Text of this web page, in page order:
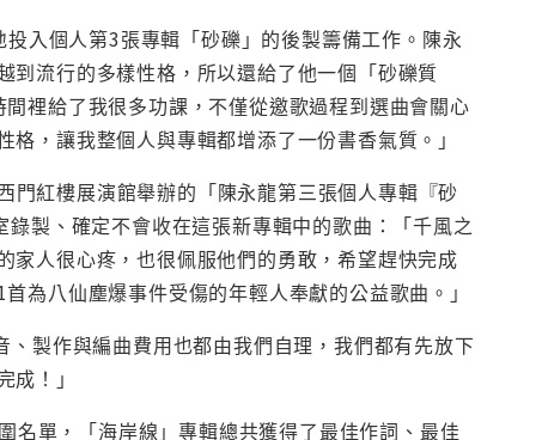
入個人第3張專輯「砂礫」的後製籌備工作。陳永
到流行的多樣性格，所以還給了他一個「砂礫質
裡給了我很多功課，不僅從邀歌過程到選曲會關心
，讓我整個人與專輯都增添了一份書香氣質。」
紅樓展演館舉辦的「陳永龍第三張個人專輯『砂
製、確定不會收在這張新專輯中的歌曲：「千風之
人很心疼，也很佩服他們的勇敢，希望趕快完成
為八仙塵爆事件受傷的年輕人奉獻的公益歌曲。」
製作與編曲費用也都由我們自理，我們都有先放下
！」
單，「海岸線」專輯總共獲得了最佳作詞、最佳